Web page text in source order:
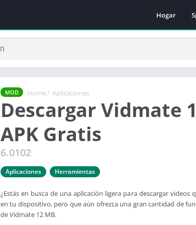
Hogar
MOD Home / Aplicaciones
Descargar Vidmate
APK Gratis
6.0102
Aplicaciones Herramientas
¿Estás en busca de una aplicación ligera para descargar videos
en tu dispositivo, pero que aún ofrezca una gran cantidad de
de Vidmate 12 MB.